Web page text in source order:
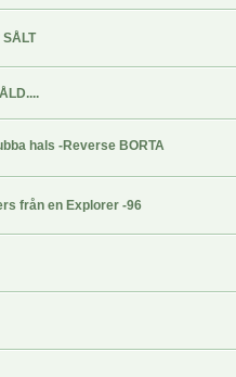
hals -Reverse BORTA
från en Explorer -96